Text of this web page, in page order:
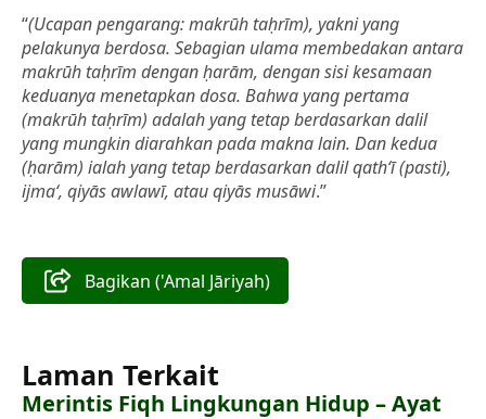
“(Ucapan pengarang: makrūh taḥrīm), yakni yang
pelakunya berdosa. Sebagian ulama membedakan antara
makrūh taḥrīm dengan ḥarām, dengan sisi kesamaan
keduanya menetapkan dosa. Bahwa yang pertama
(makrūh taḥrīm) adalah yang tetap berdasarkan dalil
yang mungkin diarahkan pada makna lain. Dan kedua
(ḥarām) ialah yang tetap berdasarkan dalil qath‘ī (pasti),
ijma‘, qiyās awlawī, atau qiyās musāwi.”
Bagikan ('Amal Jāriyah)
Laman Terkait
Merintis Fiqh Lingkungan Hidup – Ayat